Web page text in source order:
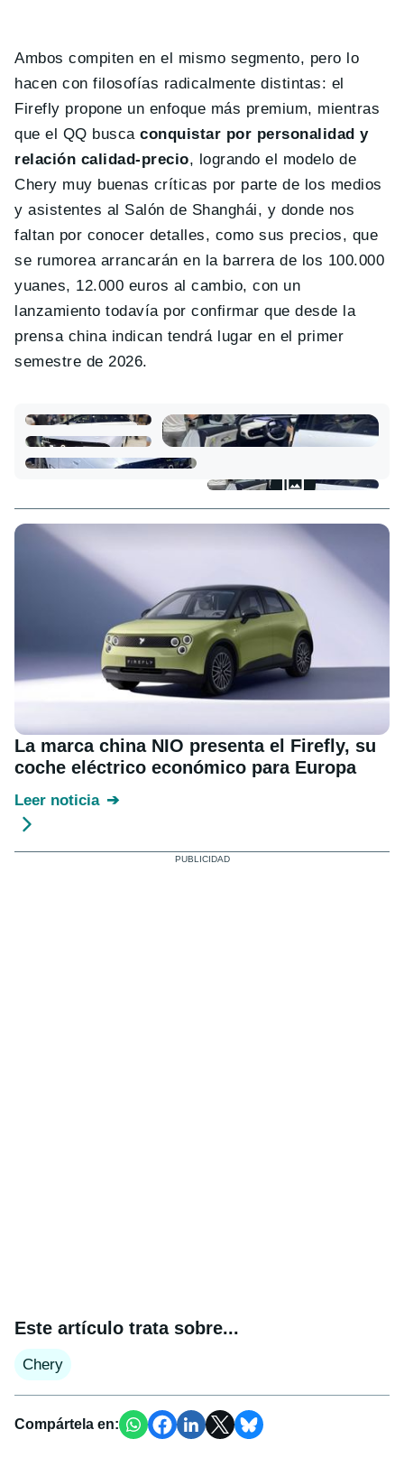
Ambos compiten en el mismo segmento, pero lo
hacen con filosofías radicalmente distintas: el
Firefly propone un enfoque más premium, mientras
que el QQ buscaconquistar por personalidad y
relación calidad-precio, logrando el modelo de
Chery muy buenas críticas por parte de los medios
y asistentes al Salón de Shanghái, y donde nos
faltan por conocer detalles, como sus precios, que
se rumorea arrancarán en la barrera de los 100.000
yuanes, 12.000 euros al cambio, con un
lanzamiento todavía por confirmar que desde la
prensa china indican tendrá lugar en el primer
semestre de 2026.
La marca china NIO presenta el Firefly, su
coche eléctrico económico para Europa
Leer noticia
Este artículo trata sobre...
Chery
Compártela en: